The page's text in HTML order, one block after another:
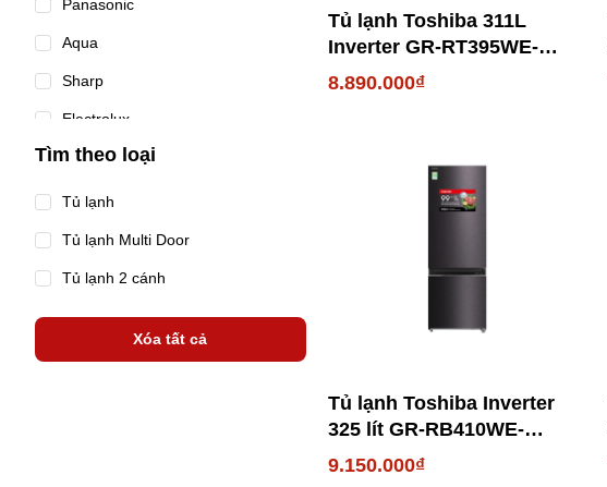
Panasonic
Aqua
Sharp
Electrolux
Tìm theo loại
Tủ lạnh
Tủ lạnh Multi Door
Tủ lạnh 2 cánh
Xóa tất cả
Tủ lạnh Toshiba 311L
Inverter GR-RT395WE-
PMV(06)-MG
8.890.000₫
Tủ lạnh Toshiba Inverter
325 lít GR-RB410WE-
PMV(37)-SG
9.150.000₫